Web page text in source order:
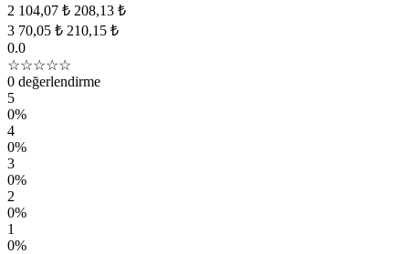
2 104,07 ₺ 208,13 ₺
3 70,05 ₺ 210,15 ₺
0.0
☆☆☆☆☆
0 değerlendirme
5
0%
4
0%
3
0%
2
0%
1
0%